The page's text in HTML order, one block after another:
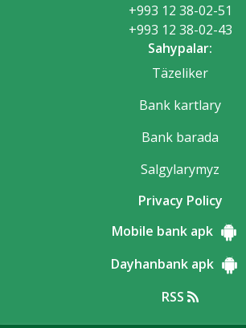
+993 12 38-02-51
+993 12 38-02-43
Sahypalar:
Täzeliker
Bank kartlary
Bank barada
Salgylarymyz
Privacy Policy
Mobile bank apk
Dayhanbank apk
RSS